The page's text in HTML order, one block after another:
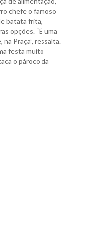
chefe o famoso
batata frita,
opções. “É uma
Praça”, ressalta.
festa muito
o pároco da